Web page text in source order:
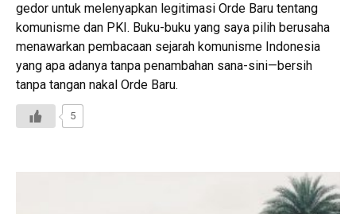
gedor untuk melenyapkan legitimasi Orde Baru tentang
komunisme dan PKI. Buku-buku yang saya pilih berusaha
menawarkan pembacaan sejarah komunisme Indonesia
yang apa adanya tanpa penambahan sana-sini—bersih
tanpa tangan nakal Orde Baru.
5